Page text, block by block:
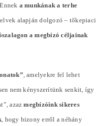
a munkának a terhe
alapján dolgozó – tőkepiaci
a megbízó céljainak
, amelyekre fel lehet
nem kényszerítünk senkit, így
azazmegbízóink sikeres
, hogy bizony erről a néhány